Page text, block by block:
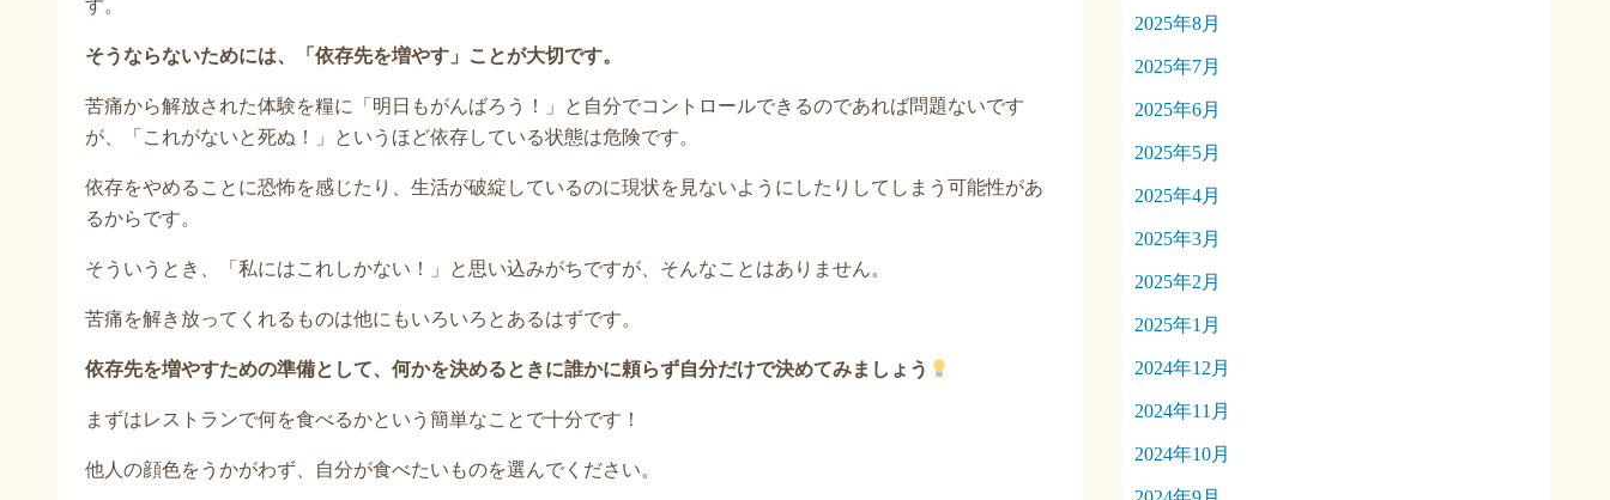
す。
そうならないためには、「依存先を増やす」ことが大切です。
苦痛から解放された体験を糧に「明日もがんばろう！」と自分でコントロールできるのであれば問題ないです
が、「これがないと死ぬ！」というほど依存している状態は危険です。
依存をやめることに恐怖を感じたり、生活が破綻しているのに現状を見ないようにしたりしてしまう可能性があ
るからです。
そういうとき、「私にはこれしかない！」と思い込みがちですが、そんなことはありません。
苦痛を解き放ってくれるものは他にもいろいろとあるはずです。
依存先を増やすための準備として、何かを決めるときに誰かに頼らず自分だけで決めてみましょう
まずはレストランで何を食べるかという簡単なことで十分です！
他人の顔色をうかがわず、自分が食べたいものを選んでください。
2025年8月
2025年7月
2025年6月
2025年5月
2025年4月
2025年3月
2025年2月
2025年1月
2024年12月
2024年11月
2024年10月